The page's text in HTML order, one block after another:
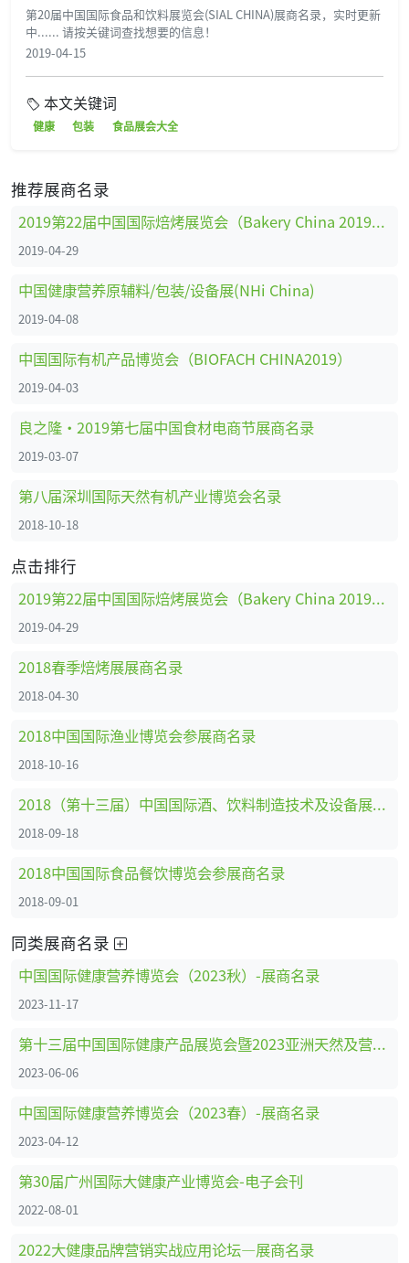
第20届中国国际食品和饮料展览会(SIAL CHINA)展商名录，实时更新
中...... 请按关键词查找想要的信息！
2019-04-15
本文关键词
健康 包装 食品展会大全
推荐展商名录
2019第22届中国国际焙烤展览会（Bakery China 2019）展商名录
2019-04-29
中国健康营养原辅料/包装/设备展(NHi China)
2019-04-08
中国国际有机产品博览会（BIOFACH CHINA2019）
2019-04-03
良之隆·2019第七届中国食材电商节展商名录
2019-03-07
第八届深圳国际天然有机产业博览会名录
2018-10-18
点击排行
2019第22届中国国际焙烤展览会（Bakery China 2019）展商名录
2019-04-29
2018春季焙烤展展商名录
2018-04-30
2018中国国际渔业博览会参展商名录
2018-10-16
2018（第十三届）中国国际酒、饮料制造技术及设备展览会展商名录
2018-09-18
2018中国国际食品餐饮博览会参展商名录
2018-09-01
同类展商名录
中国国际健康营养博览会（2023秋）-展商名录
2023-11-17
第十三届中国国际健康产品展览会暨2023亚洲天然及营养保健品展-展位图+展商名录
2023-06-06
中国国际健康营养博览会（2023春）-展商名录
2023-04-12
第30届广州国际大健康产业博览会-电子会刊
2022-08-01
2022大健康品牌营销实战应用论坛—展商名录